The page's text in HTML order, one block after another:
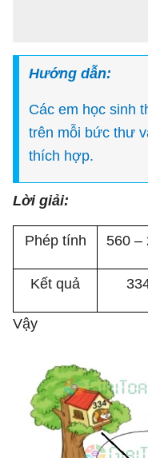
Hướng dẫn:
Các em học sinh
trên mỗi bức thư
thích hợp.
Lời giải:
Phép tính 560 –
Kết quả
Vậy